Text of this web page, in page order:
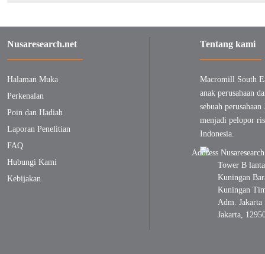
Nusaresearch.net
Halaman Muka
Perkenalan
Poin dan Hadiah
Laporan Penelitian
FAQ
Hubungi Kami
Kebijakan
Tentang kami
Macromill South
anak perusahaan
sebuah perusahaan
menjadi pelopor
Indonesia.
Tower B
Kuningan
Kuningan
Adm.
Jakarta,